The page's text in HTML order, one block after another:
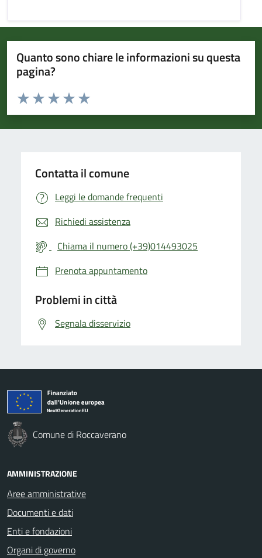
Quanto sono chiare le informazioni su questa
pagina?
Valuta da 1 a 5 stelle la pagina
Valuta 5 stelle su 5
Valuta 4 stelle su 5
Valuta 3 stelle su 5
Valuta 2 stelle su 5
Valuta 1 stelle su 5
Contatta il comune
Leggi le domande frequenti
Richiedi assistenza
Chiama il numero (+39)014493025
Prenota appuntamento
Problemi in città
Segnala disservizio
Comune di Roccaverano
AMMINISTRAZIONE
Aree amministrative
Documenti e dati
Enti e fondazioni
Organi di governo